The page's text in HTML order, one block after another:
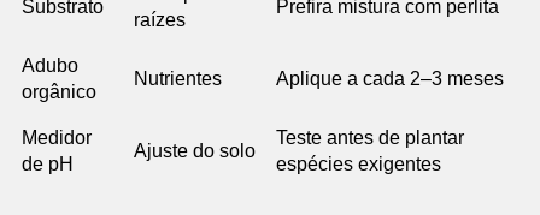
Substrato
raízes
Prefira mistura com perlita
Adubo
orgânico
Nutrientes Aplique a cada 2–3 meses
Medidor
de pH
Ajuste do solo
Teste antes de plantar
espécies exigentes